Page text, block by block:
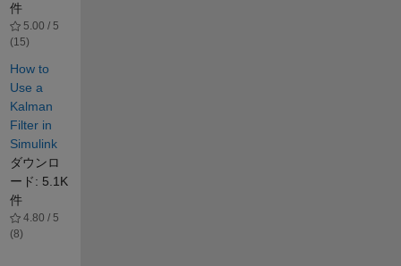
件
5.00 / 5
(15)
How to
Use a
Kalman
Filter in
Simulink
ダウンロ
ード: 5.1K
件
4.80 / 5
(8)